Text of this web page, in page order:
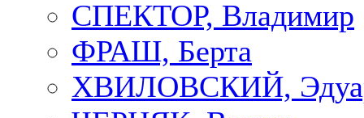
СПЕКТОР, Владимир
ФРАШ, Берта
ХВИЛОВСКИЙ,